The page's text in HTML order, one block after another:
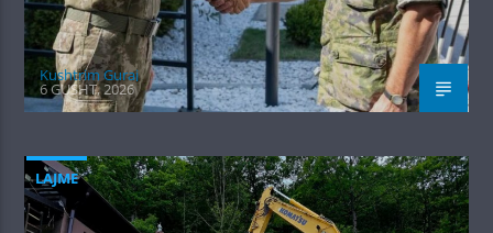
Kushtrim Guraj
6 GUSHT, 2026
LAJME